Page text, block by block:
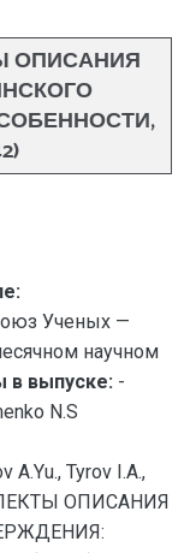
ОПИСАНИЯ
Ученых —
научном
в выпуске: -
N.S
A.Yu., Tyrov I.A.,
ОПИСАНИЯ